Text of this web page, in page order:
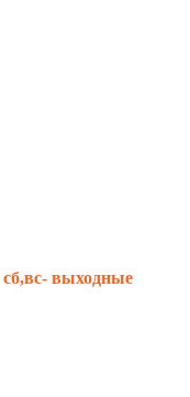
сб,вс- выходные